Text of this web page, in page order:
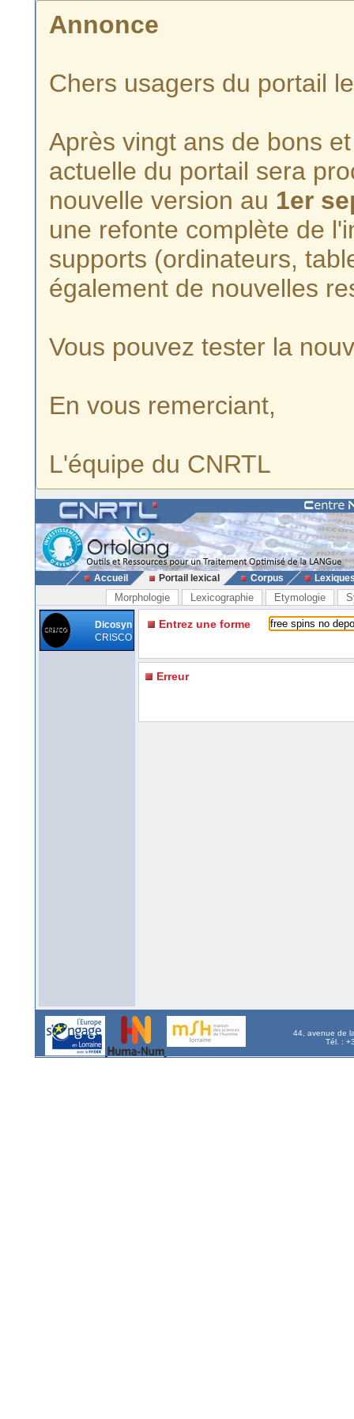
Annonce
Chers usagers du portail
Après vingt ans de bons
actuelle du portail sera
nouvelle version au 1er
une refonte complète de
supports (ordinateurs,
également de nouvelles
Vous pouvez tester la
En vous remerciant,
L'équipe du CNRTL
Accueil Portail lexical Corpus
Morphologie Lexicographie Etymologie
Dicosyn
CRISCO
Entrez une forme
Erreur
44, avenue de
Tél. :